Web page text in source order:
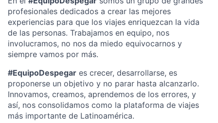
profesionales dedicados a crear las mejores
experiencias para que los viajes enriquezcan la vida
de las personas. Trabajamos en equipo, nos
involucramos, no nos da miedo equivocarnos y
siempre vamos por más.
#EquipoDespegar es crecer, desarrollarse, es
proponerse un objetivo y no parar hasta alcanzarlo.
Innovamos, creamos, aprendemos de los errores, y
así, nos consolidamos como la plataforma de viajes
más importante de Latinoamérica.